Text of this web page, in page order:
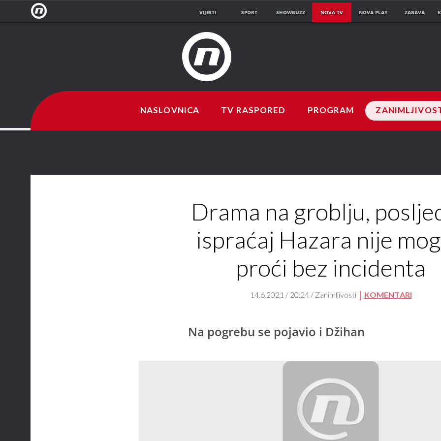
VIJESTI SPORT SHOWBUZZ NOVA TV NOVA PLAY ZABAVA
NASLOVNICA TV RASPORED PROGRAM
Drama na groblju,
ispraćaj Hazara nije
proći bez incidenta
14.6.2021 / 20:24 / Zanimljivosti KOMENTARI
Na pogrebu se pojavio i Džihan